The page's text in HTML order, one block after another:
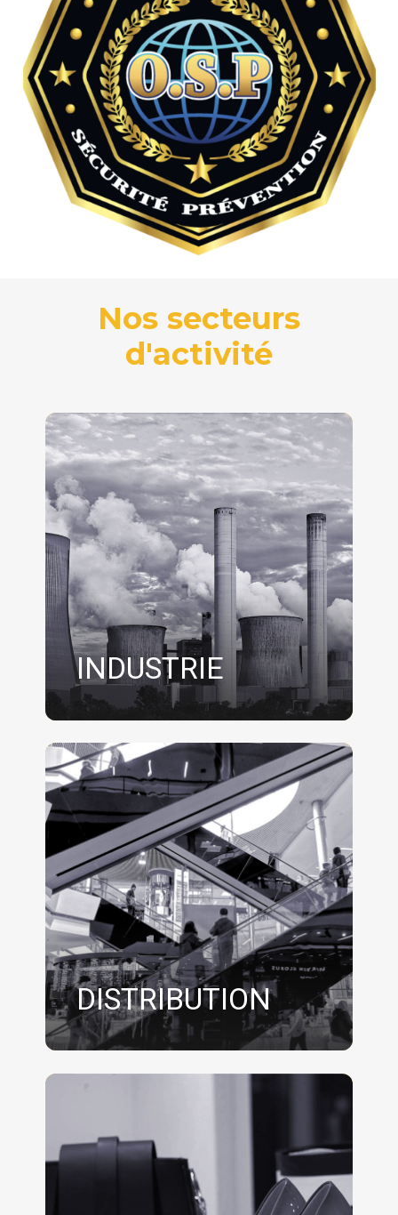
Nos secteurs
d'activité
INDUSTRIE
DISTRIBUTION